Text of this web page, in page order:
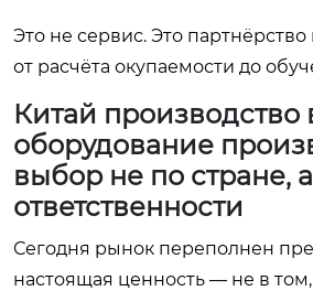
Это не сервис. Это
от расчёта окупаемости до
Китай производство
оборудование
выбор не по стране,
ответственности
Сегодня рынок переполнен
настоящая ценность — не в